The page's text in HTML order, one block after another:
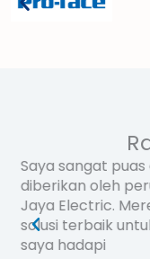
Tim teknis
Electric sangat
dihubungi.
dalam
saya hadapi
P
r